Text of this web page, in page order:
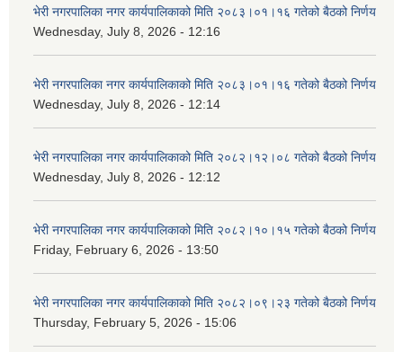
भेरी नगरपालिका नगर कार्यपालिकाको मिति २०८३।०१।१६ गतेको बैठको निर्णय
Wednesday, July 8, 2026 - 12:16
भेरी नगरपालिका नगर कार्यपालिकाको मिति २०८३।०१।१६ गतेको बैठको निर्णय
Wednesday, July 8, 2026 - 12:14
भेरी नगरपालिका नगर कार्यपालिकाको मिति २०८२।१२।०८ गतेको बैठको निर्णय
Wednesday, July 8, 2026 - 12:12
भेरी नगरपालिका नगर कार्यपालिकाको मिति २०८२।१०।१५ गतेको बैठको निर्णय
Friday, February 6, 2026 - 13:50
भेरी नगरपालिका नगर कार्यपालिकाको मिति २०८२।०९।२३ गतेको बैठको निर्णय
Thursday, February 5, 2026 - 15:06